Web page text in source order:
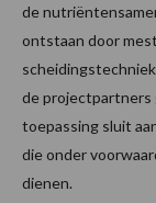
de
ontstaan door
de projectpartners
toepassing sluit
die onder
dienen.